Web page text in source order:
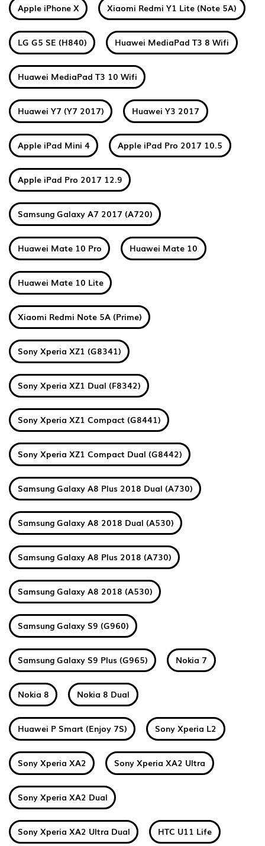
Apple iPhone X Xiaomi Redmi Y1 Lite (Note 5A)
LG G5 SE (H840) Huawei MediaPad T3 8 Wifi
Huawei MediaPad T3 10 Wifi
Huawei Y7 (Y7 2017) Huawei Y3 2017
Apple iPad Mini 4 Apple iPad Pro 2017 10.5
Apple iPad Pro 2017 12.9
Samsung Galaxy A7 2017 (A720)
Huawei Mate 10 Pro Huawei Mate 10
Huawei Mate 10 Lite
Xiaomi Redmi Note 5A (Prime)
Sony Xperia XZ1 (G8341)
Sony Xperia XZ1 Dual (F8342)
Sony Xperia XZ1 Compact (G8441)
Sony Xperia XZ1 Compact Dual (G8442)
Samsung Galaxy A8 Plus 2018 Dual (A730)
Samsung Galaxy A8 2018 Dual (A530)
Samsung Galaxy A8 Plus 2018 (A730)
Samsung Galaxy A8 2018 (A530)
Samsung Galaxy S9 (G960)
Samsung Galaxy S9 Plus (G965) Nokia 7
Nokia 8 Nokia 8 Dual
Huawei P Smart (Enjoy 7S) Sony Xperia L2
Sony Xperia XA2 Sony Xperia XA2 Ultra
Sony Xperia XA2 Dual
Sony Xperia XA2 Ultra Dual HTC U11 Life